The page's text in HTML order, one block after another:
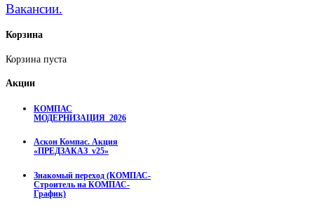
Вакансии.
Корзина
Корзина пуста
Акции
КОМПАС
МОДЕРНИЗАЦИЯ_2026
Аскон Компас. Акция
«ПРЕДЗАКАЗ_v25»
Знакомый переход (КОМПАС-
Строитель на КОМПАС-
График)